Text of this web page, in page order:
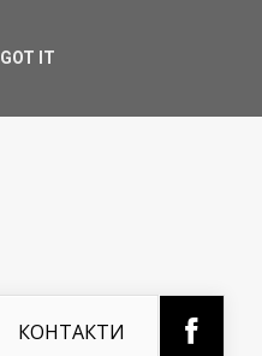
КОНТАКТИ
GOT IT